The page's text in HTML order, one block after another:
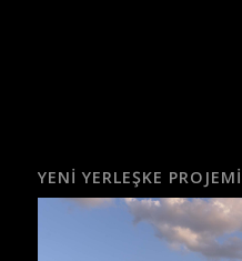
YENI YERLEŞKE